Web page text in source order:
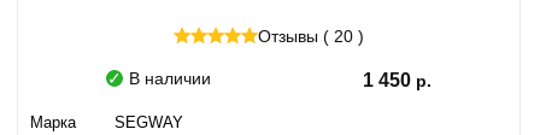
Отзывы ( 20 )
В наличии 1 450
Марка
SEGWAY